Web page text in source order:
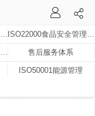
ISO45001职业健康安全管理体系 ISO22000食品安全管理体系(HACCP)
ISO27001信息安全管理体系 售后服务体系
ISO50001能源管理
ISO20000信息技术服务管理体系